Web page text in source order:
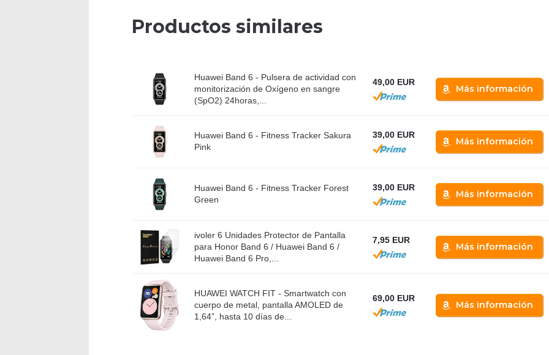
Productos similares
Huawei Band 6 - Pulsera de actividad con
monitorización de Oxígeno en sangre
(SpO2) 24horas,...
49,00 EUR
Más información
Huawei Band 6 - Fitness Tracker Sakura
Pink
39,00 EUR
Más información
Huawei Band 6 - Fitness Tracker Forest
Green
39,00 EUR
Más información
ivoler 6 Unidades Protector de Pantalla
para Honor Band 6 / Huawei Band 6 /
Huawei Band 6 Pro,...
7,95 EUR
Más información
HUAWEI WATCH FIT - Smartwatch con
cuerpo de metal, pantalla AMOLED de
1,64”, hasta 10 días de...
69,00 EUR
Más información